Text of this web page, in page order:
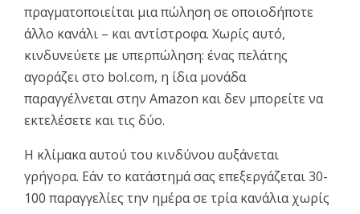
πραγματοποιείται μια πώληση σε οποιοδήποτε
άλλο κανάλι – και αντίστροφα. Χωρίς αυτό,
κινδυνεύετε με υπερπώληση: ένας πελάτης
αγοράζει στο bol.com, η ίδια μονάδα
παραγγέλνεται στην Amazon και δεν μπορείτε να
εκτελέσετε και τις δύο.
Η κλίμακα αυτού του κινδύνου αυξάνεται
γρήγορα. Εάν το κατάστημά σας επεξεργάζεται 30-
100 παραγγελίες την ημέρα σε τρία κανάλια χωρίς